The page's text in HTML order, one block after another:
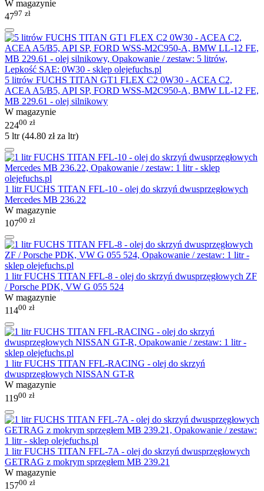
W magazynie
4797 zł
5 litrów FUCHS TITAN GT1 FLEX C2 0W30 - ACEA C2,
ACEA A5/B5, API SP, FORD WSS-M2C950-A, BMW LL-12 FE,
MB 229.61 - olej silnikowy
W magazynie
22400 zł
5 ltr (44.80 złza ltr)
1 litr FUCHS TITAN FFL-10 - olej do skrzyń dwusprzęgłowych
Mercedes MB 236.22
W magazynie
10700 zł
1 litr FUCHS TITAN FFL-8 - olej do skrzyń dwusprzęgłowych ZF
/ Porsche PDK, VW G 055 524
W magazynie
11400 zł
1 litr FUCHS TITAN FFL-RACING - olej do skrzyń
dwusprzęgłowych NISSAN GT-R
W magazynie
11900 zł
1 litr FUCHS TITAN FFL-7A - olej do skrzyń dwusprzęgłowych
GETRAG z mokrym sprzęgłem MB 239.21
W magazynie
15700 zł